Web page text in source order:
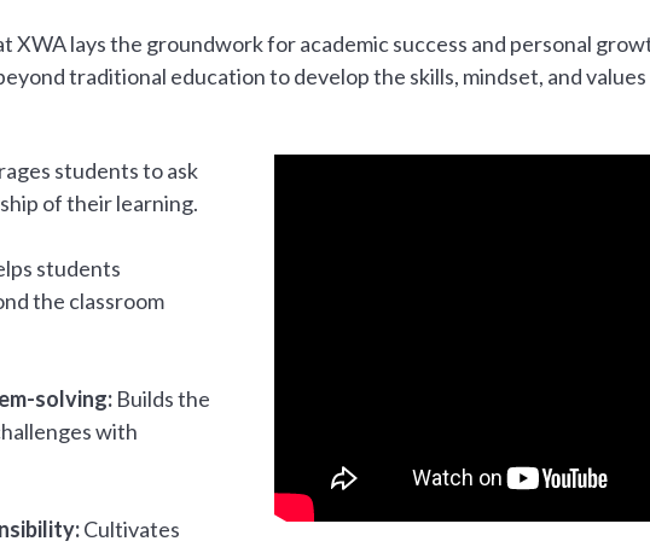
XWA lays the groundwork for academic success and personal
traditional education to develop the skills, mindset, and
students to ask
of their learning.
students
the classroom
solving: Builds the
with
Cultivates